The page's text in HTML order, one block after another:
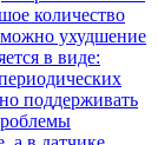
количество
ухудшение
в виде:
поддерживать